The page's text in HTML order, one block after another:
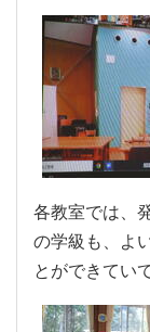
各教室では、
の学級も、よ
とができてい